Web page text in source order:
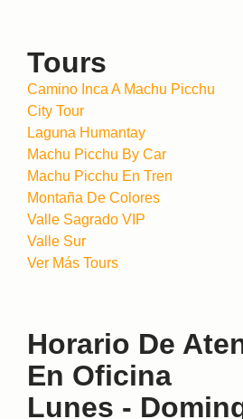
Tours
Camino Inca A Machu Picchu
City Tour
Laguna Humantay
Machu Picchu By Car
Machu Picchu En Tren
Montaña De Colores
Valle Sagrado VIP
Valle Sur
Ver Más Tours
Horario De
En Oficina
Lunes -